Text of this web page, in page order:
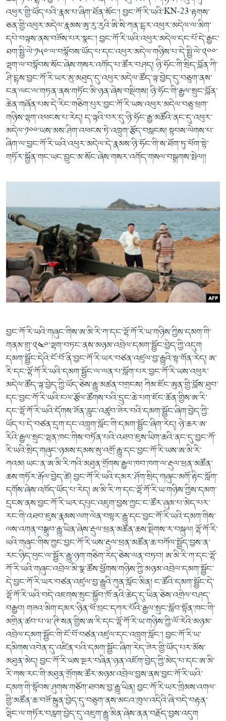
འཕུར་གྱི་ཡོད་པའི་རྣམ་པ་ཞིག་ཐོན་སོང་། བྱང་ཀོ་རི་ཡའི་KN-23་རྟགས་
ཅན་གྱི་འཕུར་མདེལ་རྣམས་ཨུ་རུ་རུའི་ཨི་སི་ཀན་དྷར་འཕུར་མདེལ་ལ་མིག་
དཔེ་བལྟས་ནས་བཟོས་པར་སྣང་། བྱང་ཀོ་རི་ཡའི་འཕུར་མདེལ་དང་པོ་དེ་རྒྱང་
ཐག་སྤྱི་ལེ་༡༥༠་ལ་བསྙོབས་ཡོད་པ་དང་འཕུར་མདེལ་གཉིས་པ་དེ་སྤྱི་ལེ་༢༠༠་
ལྷག་ལ་བསྙོབས་སོང་ཞེས་གསར་འགོད་པ་ཚོར་བཤད། ཉི་ཧོང་གི་སྲིད་བློན་ཀི་
ཤི་དྷས་བྱང་ཀོ་རི་ཡར་མུ་མཐུད་དུ་འཕུར་མདེལ་ཚོད་ལྟ་བྱེད་དུ་བཅུག་ནས་
ངན་ལང་ལ་གཏན་ནས་གཏོང་མི་ཉན་ཞེས་བསྡིགས། ཉི་ཧོང་གི་རྒྱལ་སྲུང་བློན་
ཆེན་གཞོན་པས་དེ་རིང་གཅིག་པུར་བྱང་ཀོ་རི་ཡས་འཕུར་མདེལ་བཅུ་ཕྲག་
གཉིས་ལྷག་འཕངས་པ་རེད། ད་ལྟའི་བར་དུ་ཉི་ཧོང་རྒྱ་མཚོའི་ནང་དུ་འཕུར་
མདེལ་༡༠༠་ཡས་མས་ཤིག་འཕངས་ཏེ་འཁྲུག་རྩོད་བསླངས། སྟབས་ལེགས་པ་
ཞིག་ལ་བྱང་ཀོ་རི་ཡའི་འཕུར་མདེལ་དེ་རྣམས་ཉི་ཧོང་གི་ས་ཐོག་ཏུ་ཕོག་སྟེ་
གཏོར་སྐྱོན་གང་ཡང་བྱུང་མ་སོང་ཞེས་གསར་འགོད་གསལ་བསྒྲགས་སྤེལ།།
བྱང་ཀོ་རི་ཡའི་གཞུང་གིས་ཨ་མི་རི་ཀ་དང་ལྷོ་ཀོ་རི་ཡ་གཉིས་ཀྱིས་དམག་གི་
གནམ་གྲུ་༢༤༠་ལྷག་བཏང་ནས་མཉམ་འབྲེལ་དམག་སྦྱོང་བྱེད་ཀྱི་འདུག
དམག་སྦྱོང་དེའི་ངོ་བོ་ནི་བྱང་ཀོ་རི་ཡར་བཙན་འཛུལ་བྱ་རྒྱུའི་སྟ་གོན་རེད། ཨ་
རི་དང་ལྷོ་ཀོ་རི་ཡའི་དམག་སྦྱོང་ལ་ལན་པ་སློག་པར་བྱང་ཀོ་རི་ཡས་འཕུར་
མདེལ་ཚོད་ལྟ་བྱེད་ཀྱི་ཡོད་ཅེས་རྒྱུ་མཚན་བགྲངས། ཀིམ་ཇོང་ཨུན་གྱི་བློས་ཐུབ་
དང་བྱང་ཀོ་རི་ཡའི་ངལ་རྩོལ་ཚོགས་པའི་དྲུང་ཆེ་པག་ཇོང་ཆོན་གྱིས་ཨ་རི་
དང་ལྷོ་ཀོ་རི་ཡའི་དོགས་ཟོན་རླུང་འཚུབ་ཟེར་བའི་དམག་སྦྱོང་ཞིག་བྱེད་ཀྱི་
ཡོད་པ་དེ་བཙན་དྲག་དང་འཁྲུག་སློང་གི་དམག་སྦྱོང་ཞིག་རེད། ཉེ་ཆར་ཨ་
རིའི་རྒྱལ་སྲུང་ལྷན་ཁང་གིས་བཏོན་པའི་འཐབ་ཇུས་ཡིག་ཆའི་ནང་དུ་བྱང་ཀོ་
རི་ཡའི་སྲིད་གཞུང་ཉམས་དམས་སུ་འགྲོ་རྒྱུ་དང་བྱང་ཀོ་རི་ཡས་ཨ་མི་རི་
ཀའམ། ཡང་ན་ཨ་མི་རི་ཀའི་མཐུན་གྲོགས་རྒྱལ་ཁབ་ཁག་ལ་རྡུལ་ཕྲན་མཚོན་
ཆས་གཏོར་རྒོལ་བྱེད་ཚེ། བྱང་ཀོ་རི་ཡའི་དམར་ཤོག་སྲིད་གཞུང་མགོ་རྟིང་སློག་
དགོས་ཞེས་འཁོད་ཡོད་པ་རེད། ཨ་མི་རི་ཀ་དང་ལྷོ་ཀོ་རི་ཡ་གཉིས་ཀྱིས་དམག་
དྲངས་ནས་བྱང་ཀོ་རི་ཡར་དཔུང་འཇུག་བྱས་ཀྱང་ང་ཚོར་ཞུམ་པ་མེད་པར་
རང་གི་འཐབ་ཇུས་རྣམས་ལག་ལེན་བསྟར་རྒྱུ་དང་བྱང་ཀོ་རི་ཡའི་དམག་གིས་
ལས་འགན་བསྒྲུབ་རྒྱུ་ཡིན་ཞེས་རྡུལ་ཕྲན་མཚོན་ཆས་སྡིགས་ར་བསྐུལ། ལྷོ་ཀོ་རི་
ཡའི་གཞུང་གིས་ཀྱང་བྱང་ཀོ་རི་ཡས་རྡུལ་ཕྲན་མཚོན་ཆ་བཀོལ་སྤྱོད་བྱས་ན་
རང་ཉིད་ཕུང་ལ་སྦྱོར་རྒྱུ་ཉག་གཅིག་རེད་ཅེས་ལན་བཏབ། ཨ་མི་རི་ཀ་དང་ལྷོ་
ཀོ་རི་ཡའི་གཞུང་འབྲེལ་མི་སྣ་ཚོས་ཕྱོགས་གཉིས་ཀྱི་མཉམ་འབྲེལ་དམག་སྦྱོང་
དེ་བྱང་ཀོ་རི་ཡར་བཙན་འཛུལ་བྱ་རྒྱུའི་ཀུན་སློང་མིན། ང་ཚོའི་དམག་སྦྱོང་དེ་
ལྷོ་ཀོ་རི་ཡའི་བདེ་འཇགས་སྲུང་སྐྱོབ་ཁོ་ནའི་ཆེད་དུ་ཡིན་ཅེས་འགྲེལ་བཤད་
བརྒྱབ། གཟའ་མིག་དམར་ཉིན་ཕོ་བྲང་དཀར་པོའི་རྒྱལ་སྲུང་སློབ་སྟོན་ཁང་གི་
མགྲིན་ཚབ་པ་ཝ་ཊི་སན་གྱིས་ཨ་རི་དང་ལྷོ་ཀོ་རི་ཡ་གཉིས་ཀྱི་ལོ་རེའི་མཉམ་
འབྲེལ་དམག་སྦྱོང་གི་ངོ་བོ་བཙན་འཛུལ་དང་འཁྲུག་སློང་། བྱང་ཀོ་རི་ཡ་
དམིགས་འབེན་དུ་འཛིན་པའི་དམག་སྦྱོང་ཞིག་རེད་ཟེར་གྱི་ཡོད་པར་མོས་
མཐུན་མེད། བྱང་ཀོ་རི་ཡས་སྔར་བཞིན་ཉན་འཇོག་བྱེད་ཀྱི་མེད་པ་དང་ཨ་མི་
རི་ཀས་རང་གི་མཐུན་གྲོགས་ཚོར་མཉམ་འབྲེལ་བྱས་ནས་བྱང་ཀོ་རི་ཡའི་
དམག་གི་སྟོབས་ཤུགས་གཅོག་ཐབས་བྱ་རྒྱུ་ཡིན། བྱང་ཀོ་རི་ཡར་ཁྲིམས་འགལ་
གྱི་མཚོན་ཆ་བཟོ་སྐྲུན་བྱེད་དུ་བཅུག་ནས་མངའ་ཁུལ་འདིའི་ཞི་བདེ་བརྟན་
ལྷིང་ལ་གཏོར་བརླག་བྱེད་དུ་འཇུག་རྒྱུ་མིན་ཞེས་ནན་བརྗོད་བྱས་འདུག